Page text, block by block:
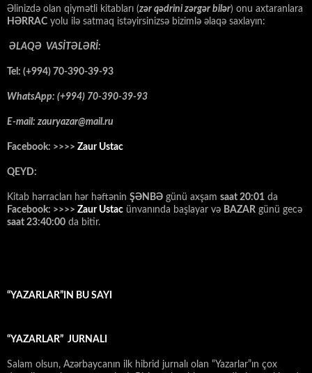
Əlinizdə olan qiymətli kitabları (zər qədrini zərgər bilər) onu axtaranlara
HƏRRAC yolu ilə satmaq istəyirsinizsə bizimlə əlaqə saxlayın:
ƏLAQƏ VASİTƏLƏRİ:
Tel: (+994) 70-390-39-93
WhatsApp: (+994) 70-390-39-93
E-mail: zauryazar@mail.ru
Facebook: >>>> Zaur Ustac
QEYD:
Kitab hərracları hər həftənin ŞƏNBƏ günü axşam saat 20:01 da
Facebook: >>>> Zaur Ustac ünvanında başlayar və BAZAR günü gecə
saat 23:40:00 da bitir.
“YAZARLAR”IN BU SAYI
“YAZARLAR” JURNALI
Salam olsun, Azərbaycanın ilk hibrid jurnalı olan “Yazarlar”ın çox